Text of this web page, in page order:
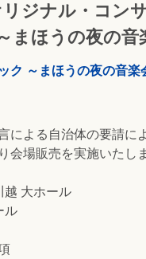
リジナル・コン
まほうの夜の音
ク ～まほうの夜の音楽
による自治体の要請に
会場販売を実施いたし
越 大ホール
ル